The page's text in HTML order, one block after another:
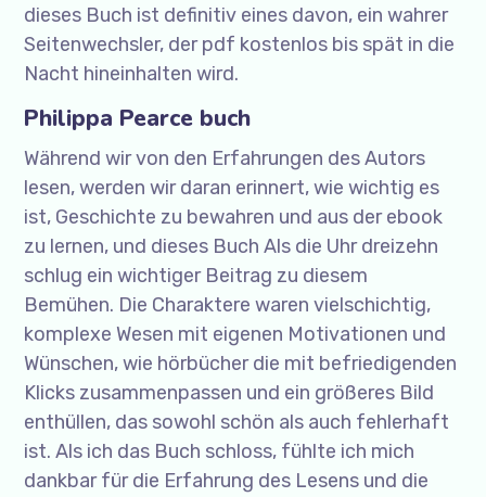
dieses Buch ist definitiv eines davon, ein wahrer
Seitenwechsler, der pdf kostenlos bis spät in die
Nacht hineinhalten wird.
Philippa Pearce buch
Während wir von den Erfahrungen des Autors
lesen, werden wir daran erinnert, wie wichtig es
ist, Geschichte zu bewahren und aus der ebook
zu lernen, und dieses Buch Als die Uhr dreizehn
schlug ein wichtiger Beitrag zu diesem
Bemühen. Die Charaktere waren vielschichtig,
komplexe Wesen mit eigenen Motivationen und
Wünschen, wie hörbücher die mit befriedigenden
Klicks zusammenpassen und ein größeres Bild
enthüllen, das sowohl schön als auch fehlerhaft
ist. Als ich das Buch schloss, fühlte ich mich
dankbar für die Erfahrung des Lesens und die